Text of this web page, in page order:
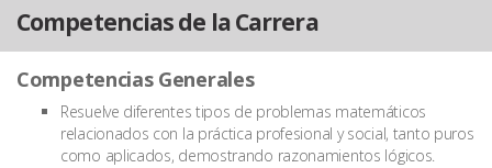
Competencias de la Carrera
Competencias Generales
Resuelve diferentes tipos de problemas matemáticos
relacionados con la práctica profesional y social, tanto puros
como aplicados, demostrando razonamientos lógicos.